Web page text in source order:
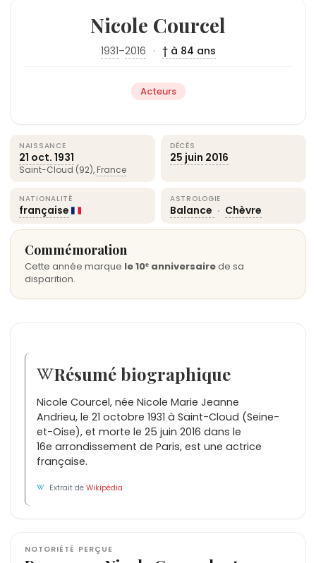
Nicole Courcel
1931–2016 · † à 84 ans
Acteurs
NAISSANCE
21 oct. 1931
Saint-Cloud (92), France
DÉCÈS
25 juin 2016
NATIONALITÉ
française
ASTROLOGIE
Balance · Chèvre
Commémoration
Cette année marque le 10ᵉ anniversairede sa
disparition.
Résumé biographique
Nicole Courcel, née Nicole Marie Jeanne
Andrieu, le 21 octobre 1931 à Saint-Cloud (Seine-
et-Oise), et morte le 25 juin 2016 dans le
16e arrondissement de Paris, est une actrice
française.
Extrait deWikipédia
NOTORIÉTÉ PERÇUE